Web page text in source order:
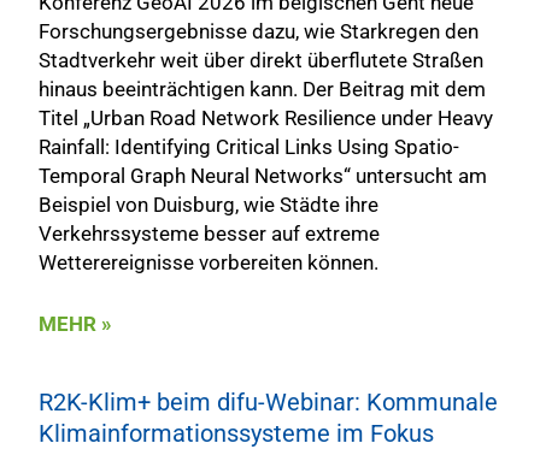
Forschungsergebnisse dazu, wie Starkregen den
Stadtverkehr weit über direkt überflutete Straßen
hinaus beeinträchtigen kann. Der Beitrag mit dem
Titel „Urban Road Network Resilience under Heavy
Rainfall: Identifying Critical Links Using Spatio-
Temporal Graph Neural Networks“ untersucht am
Beispiel von Duisburg, wie Städte ihre
Verkehrssysteme besser auf extreme
Wetterereignisse vorbereiten können.
MEHR »
R2K-Klim+ beim difu-Webinar: Kommunale
Klimainformationssysteme im Fokus